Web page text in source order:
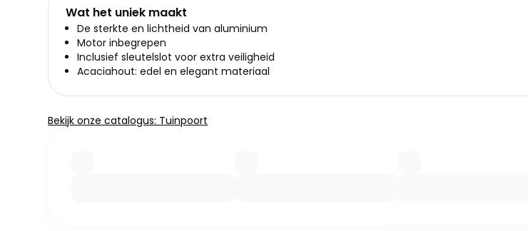
Wat het uniek maakt
De sterkte en lichtheid van aluminium
Motor inbegrepen
Inclusief sleutelslot voor extra veiligheid
Acaciahout: edel en elegant materiaal
Bekijk onze catalogus: Tuinpoort